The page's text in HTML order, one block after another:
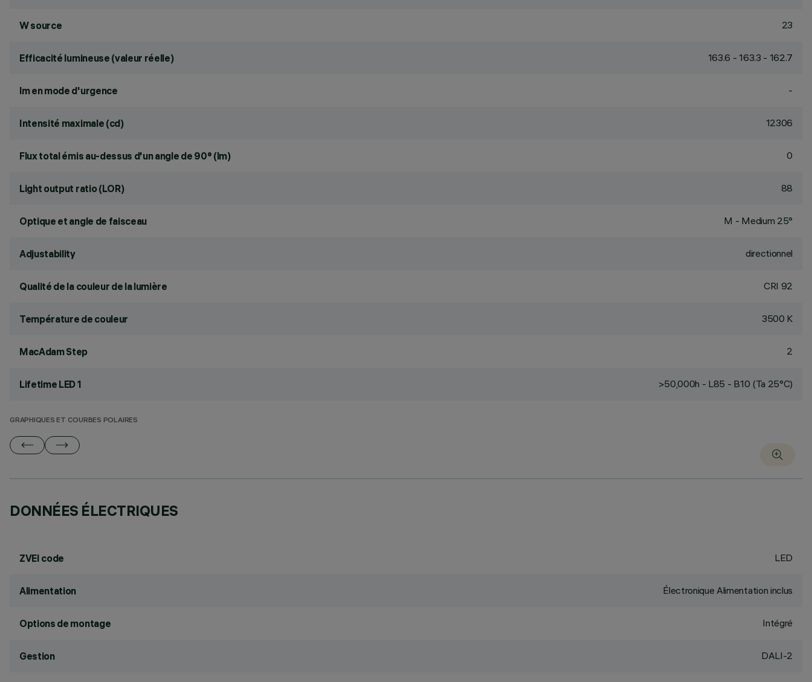
W source 23
Efficacité lumineuse (valeur réelle) 163.6 - 163.3 - 162.7
lm en mode d'urgence -
Intensité maximale (cd) 12306
Flux total émis au-dessus d'un angle de 90° (lm) 0
Light output ratio (LOR) 88
Optique et angle de faisceau M - Medium 25°
Adjustability directionnel
Qualité de la couleur de la lumière CRI 92
Température de couleur 3500 K
MacAdam Step 2
Lifetime LED 1 >50,000h - L85 - B10 (Ta 25°C)
GRAPHIQUES ET COURBES POLAIRES
DONNÉES ÉLECTRIQUES
ZVEI code LED
Alimentation Électronique Alimentation inclus
Options de montage Intégré
Gestion DALI-2